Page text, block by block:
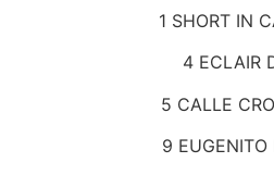
1 SHORT IN
4 ECLAIR
5 CALLE
9 EUGENITO